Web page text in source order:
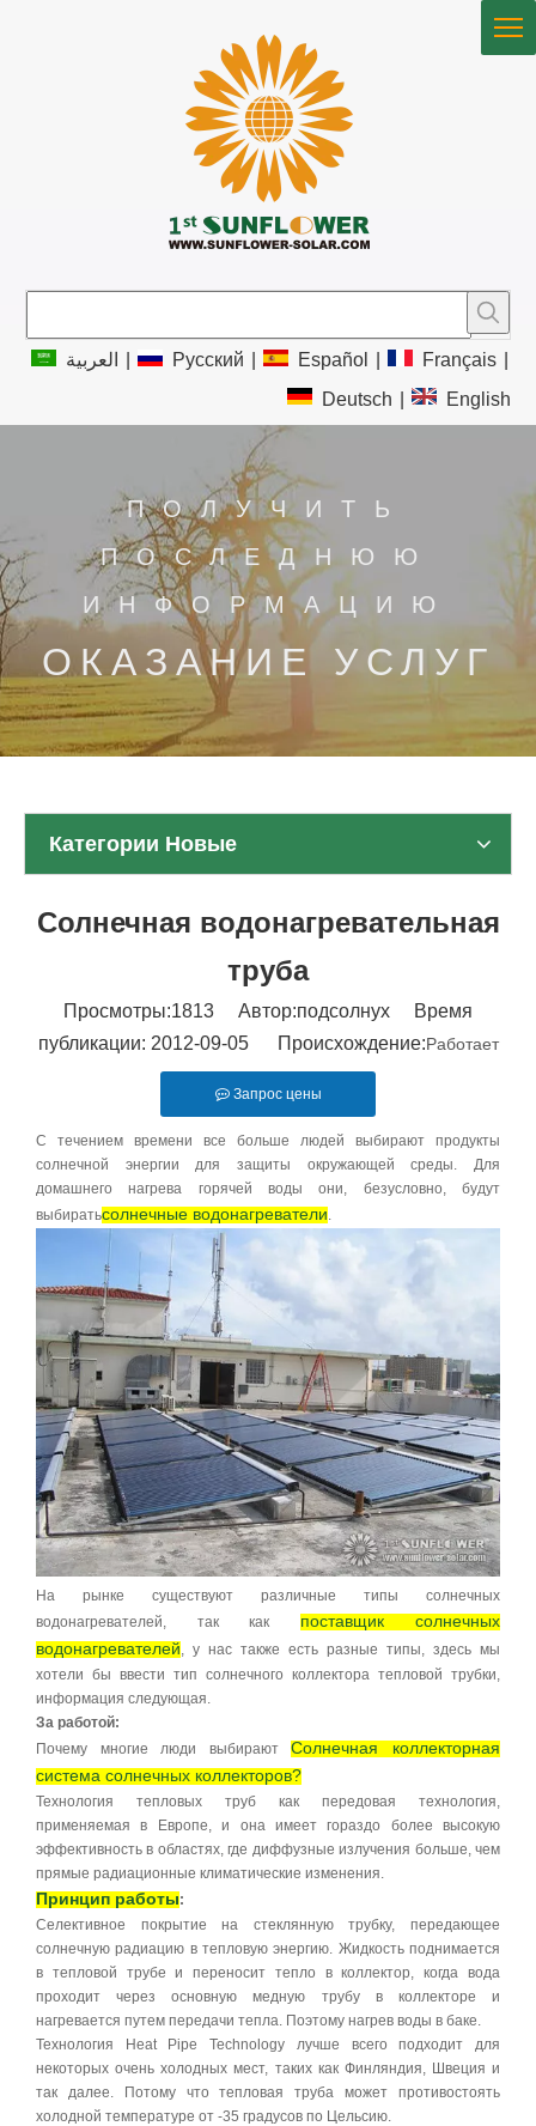
العربية Pусский Español Français
Deutsch
English
ПОЛУЧИТЬ
ПОСЛЕДНЮЮ
ИНФОРМАЦИЮ
ОКАЗАНИЕ УСЛУГ
Категории Новые
Солнечная водонагревательная
труба
Просмотры:1813 Автор:подсолнух Время
публикации: 2012-09-05 Происхождение:Работает
Запрос цены
С течением времени все больше людей выбирают продукты
солнечной энергии для защиты окружающей среды. Для
домашнего нагрева горячей воды они, безусловно, будут
выбиратьсолнечные водонагреватели
На рынке существуют различные типы солнечных
водонагревателей, так как поставщик солнечных
водонагревателей , у нас также есть разные типы, здесь мы
хотели бы ввести тип солнечного коллектора тепловой трубки,
информация следующая.
За работой:
Почему многие люди выбираютСолнечная коллекторная
система солнечных коллекторов?
Технология тепловых труб как передовая технология,
применяемая в Европе, и она имеет гораздо более высокую
эффективность в областях, где диффузные излучения больше, чем
прямые радиационные климатические изменения.
Принцип работы:
Селективное покрытие на стеклянную трубку, передающее
солнечную радиацию в тепловую энергию. Жидкость поднимается
в тепловой трубе и переносит тепло в коллектор, когда вода
проходит через основную медную трубу в коллекторе и
нагревается путем передачи тепла. Поэтому нагрев воды в баке.
Технология Heat Pipe Technology лучше всего подходит для
некоторых очень холодных мест, таких как Финляндия, Швеция и
так далее. Потому что тепловая труба может противостоять
холодной температуре от -35 градусов по Цельсию.